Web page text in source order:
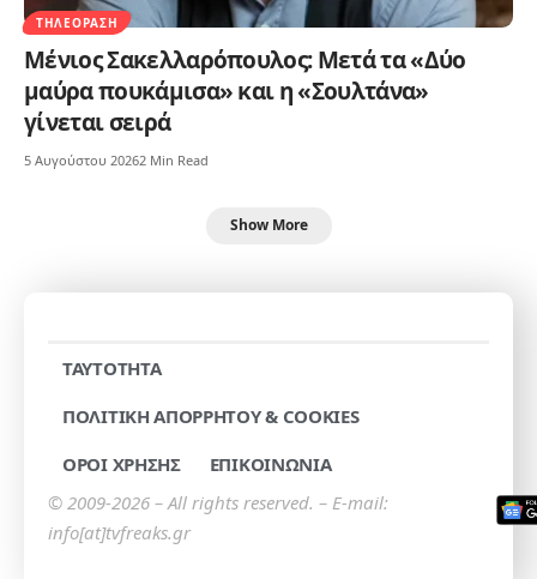
ΤΗΛΕΌΡΑΣΗ
Μένιος Σακελλαρόπουλος: Μετά τα «Δύο
μαύρα πουκάμισα» και η «Σουλτάνα»
γίνεται σειρά
5 Αυγούστου 20262 Min Read
Show More
TAYTOTHTA
ΠΟΛΙΤΙΚΗ ΑΠΟΡΡΗΤΟΥ & COOKIES
ΟΡΟΙ ΧΡΗΣΗΣ
ΕΠΙΚΟΙΝΩΝΙΑ
© 2009-2026 – All rights reserved. – E-mail:
info[at]tvfreaks.gr